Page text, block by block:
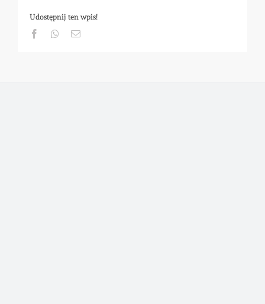
Udostępnij ten wpis!
FacebookWhatsapp
Email